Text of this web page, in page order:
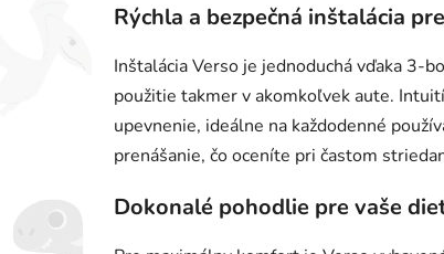
Rýchla a bezpečná inštalácia
Inštalácia Verso je jednoduchá vďaka 3-
použitie takmer v akomkoľvek aute.
upevnenie, ideálne na každodenné
prenášanie, čo oceníte pri častom
Dokonalé pohodlie pre vaše